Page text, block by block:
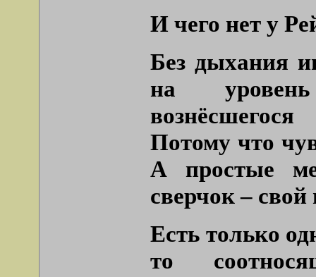
И чего нет у
Без дыхания
на
Потому что
А простые
сверчок –
Есть только
то